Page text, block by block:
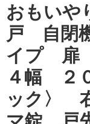
おもい
戸 自閉
イプ 扉
４幅 ２
ック〉